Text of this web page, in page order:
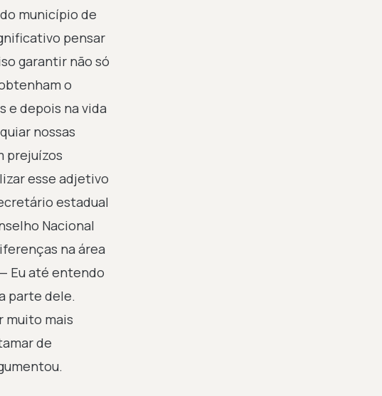
município de
pensar
garantir não só
o
e depois na vida
nossas
prejuízos
esse adjetivo
estadual
Nacional
na área
Eu até entendo
parte dele.
muito mais
de